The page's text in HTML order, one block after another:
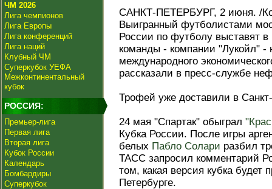
ЧМ 2026
Лига чемпионов
Лига Европы
Лига конференций
Лига наций
Клубный ЧМ
Суперкубок УЕФА
Межконтинентальный
кубок
РОССИЯ:
Премьер-лига
Первая лига
Вторая лига
Кубок России
Календарь
Бомбардиры
Суперкубок
САНКТ-ПЕТЕРБУРГ, 2 июня. /
Выигранный футболистами
России по футболу выставят в
команды - компании "Лукойл" -
международного
рассказали в пресс-службе
Трофей уже доставили в
24 мая "Спартак" обыграл
Кубка России. После игры
белых Пабло Солари разбил
ТАСС запросил комментарий
том, какая версия кубка будет
Петербурге.